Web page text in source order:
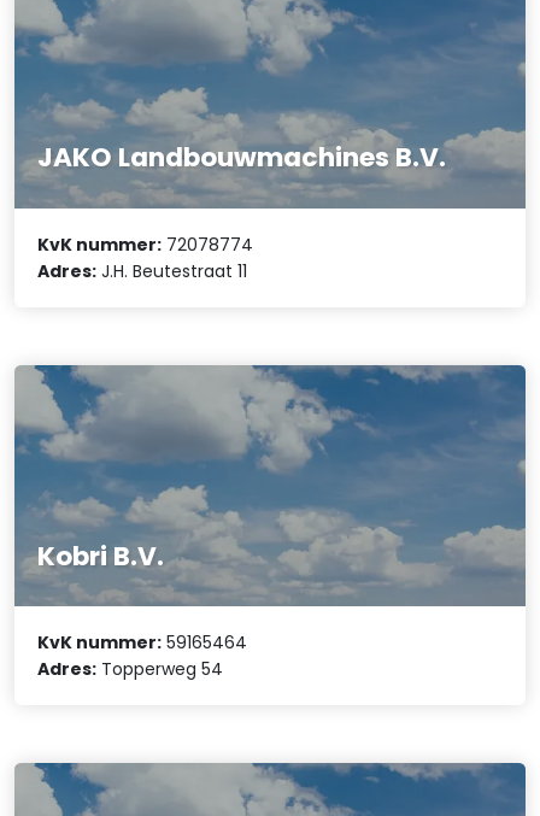
JAKO Landbouwmachines B.V.
KvK nummer: 72078774
Adres: J.H. Beutestraat 11
Kobri B.V.
KvK nummer: 59165464
Adres: Topperweg 54